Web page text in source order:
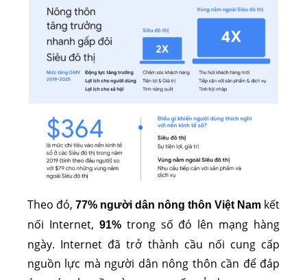
Theo đó, 77% người dân nông thôn Việt Nam kết
nối Internet, 91% trong số đó lên mạng hàng
ngày. Internet đã trở thành cầu nối cung cấp
nguồn lực mà người dân nông thôn cần để đáp